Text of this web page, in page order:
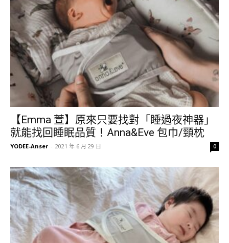
【Emma 萱】原來只要找對「睡過夜神器」
就能找回睡眠品質！Anna&Eve 包巾/頸枕
YODEE-Anser - 2021 年 6 月 29 日 0